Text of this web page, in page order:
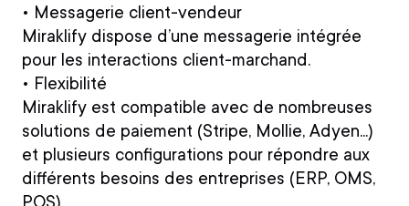
• Messagerie client-vendeur
Miraklify dispose d’une messagerie intégrée
pour les interactions client-marchand.
• Flexibilité
Miraklify est compatible avec de nombreuses
solutions de paiement (Stripe, Mollie, Adyen...)
et plusieurs configurations pour répondre aux
différents besoins des entreprises (ERP, OMS,
POS).